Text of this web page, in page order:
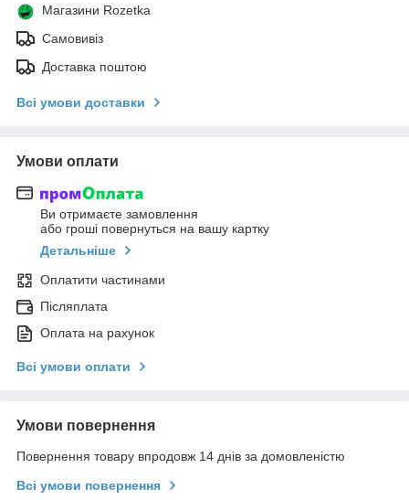
Магазини Rozetka
Самовивіз
Доставка поштою
Всі умови доставки
Умови оплати
Ви отримаєте замовлення
або гроші повернуться на вашу картку
Детальніше
Оплатити частинами
Післяплата
Оплата на рахунок
Всі умови оплати
Умови повернення
Повернення товару впродовж 14 днів за домовленістю
Всі умови повернення